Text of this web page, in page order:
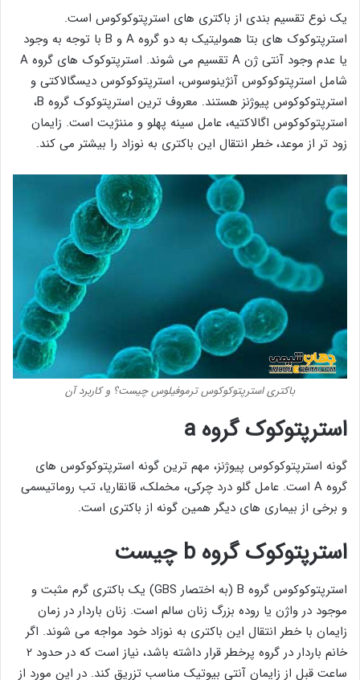
یک نوع تقسیم بندی از باکتری های استرپتوکوکوس است.
استرپتوکوک های بتا همولیتیک به دو گروه A و B با توجه به وجود
یا عدم وجود آنتی ژن A تقسیم می شوند. استرپتوکوک های گروه A
شامل استرپتوکوکوس آنژینوسوس، استرپتوکوکوس دیسگالاکتی و
استرپتوکوکوس پیوژنز هستند. معروف ترین استرپتوکوک گروه B،
استرپتوکوکوس اگالاکتیه، عامل سینه پهلو و مننژیت است. زایمان
زود تر از موعد، خطر انتقال این باکتری به نوزاد را بیشتر می کند.
باکتری استرپتوکوکوس ترموفیلوس چیست؟ و کاربرد آن
استرپتوکوک گروه a
گونه استرپتوکوکوس پیوژنز، مهم ترین گونه استرپتوکوکوس های
گروه A است. عامل گلو درد چرکی، مخملک، قانقاریا، تب روماتیسمی
و برخی از بیماری های دیگر همین گونه از باکتری است.
استرپتوکوک گروه b چیست
استرپتوکوکوس گروه B (به اختصار GBS) یک باکتری گرم مثبت و
موجود در واژن یا روده بزرگ زنان سالم است. زنان باردار در زمان
زایمان با خطر انتقال این باکتری به نوزاد خود مواجه می شوند. اگر
خانم باردار در گروه پرخطر قرار داشته باشد، نیاز است که در حدود ۲
ساعت قبل از زایمان آنتی بیوتیک مناسب تزریق کند. در این مورد از